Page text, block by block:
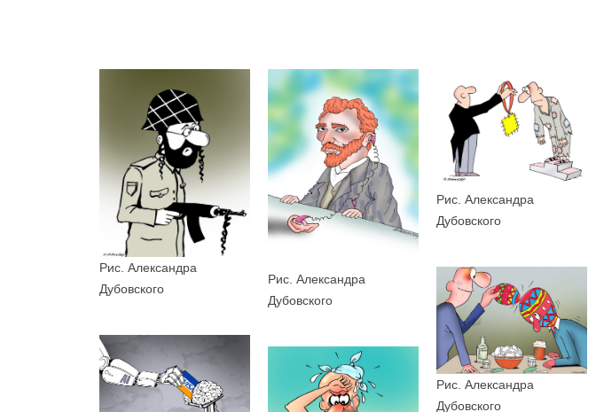
Рис. Александра
Дубовского
Рис. Александра
Дубовского
Рис. Александра
Дубовского
Рис. Александра
Дубовского